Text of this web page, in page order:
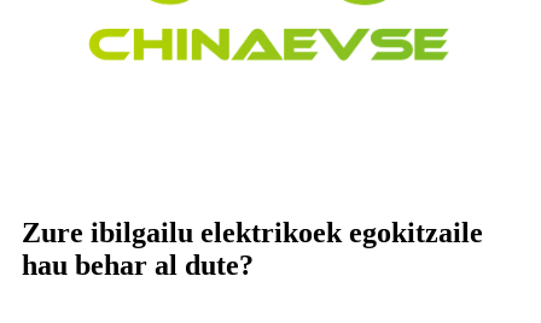
Zure ibilgailu elektrikoek egokitzaile
hau behar al dute?